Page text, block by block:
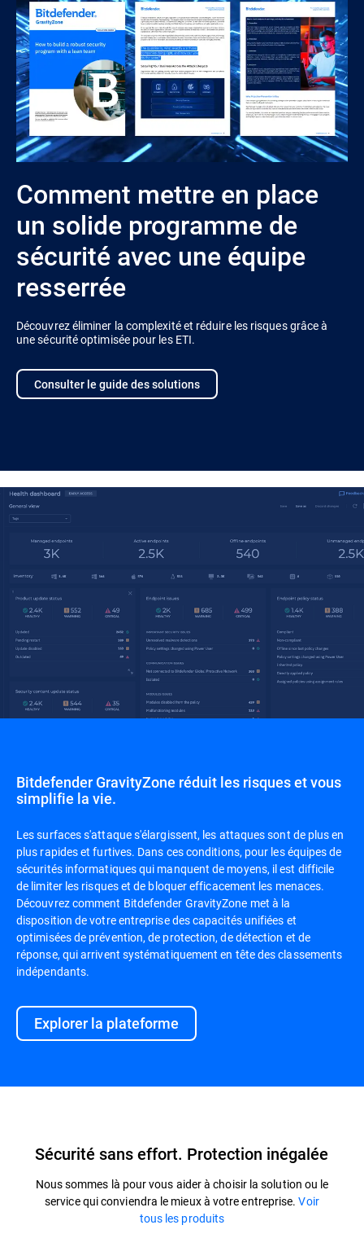
Comment mettre en place
un solide programme de
sécurité avec une équipe
resserrée
Découvrez éliminer la complexité et réduire les risques grâce à
une sécurité optimisée pour les ETI.
Consulter le guide des solutions
Bitdefender GravityZone réduit les risques et vous
simplifie la vie.
Les surfaces s'attaque s'élargissent, les attaques sont de plus en
plus rapides et furtives. Dans ces conditions, pour les équipes de
sécurités informatiques qui manquent de moyens, il est difficile
de limiter les risques et de bloquer efficacement les menaces.
Découvrez comment Bitdefender GravityZone met à la
disposition de votre entreprise des capacités unifiées et
optimisées de prévention, de protection, de détection et de
réponse, qui arrivent systématiquement en tête des classements
indépendants.
Explorer la plateforme
Sécurité sans effort. Protection inégalée
Nous sommes là pour vous aider à choisir la solution ou le
service qui conviendra le mieux à votre entreprise.Voir
tous les produits